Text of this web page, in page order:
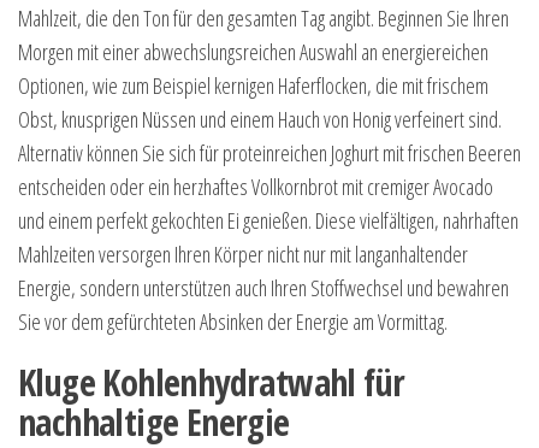
Mahlzeit, die den Ton für den gesamten Tag angibt. Beginnen Sie Ihren
Morgen mit einer abwechslungsreichen Auswahl an energiereichen
Optionen, wie zum Beispiel kernigen Haferflocken, die mit frischem
Obst, knusprigen Nüssen und einem Hauch von Honig verfeinert sind.
Alternativ können Sie sich für proteinreichen Joghurt mit frischen Beeren
entscheiden oder ein herzhaftes Vollkornbrot mit cremiger Avocado
und einem perfekt gekochten Ei genießen. Diese vielfältigen, nahrhaften
Mahlzeiten versorgen Ihren Körper nicht nur mit langanhaltender
Energie, sondern unterstützen auch Ihren Stoffwechsel und bewahren
Sie vor dem gefürchteten Absinken der Energie am Vormittag.
Kluge Kohlenhydratwahl für
nachhaltige Energie